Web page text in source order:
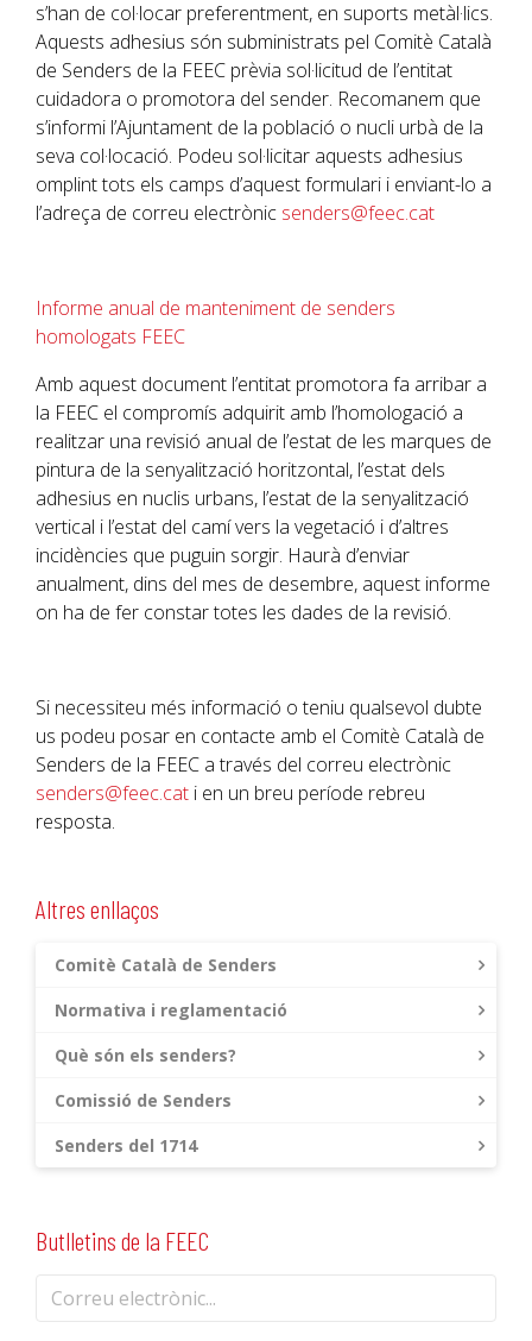
s’han de col·locar preferentment, en suports metàl·lics.
Aquests adhesius són subministrats pel Comitè Català
de Senders de la FEEC prèvia sol·licitud de l’entitat
cuidadora o promotora del sender. Recomanem que
s’informi l’Ajuntament de la població o nucli urbà de la
seva col·locació. Podeu sol·licitar aquests adhesius
omplint tots els camps d’aquest formulari i enviant-lo a
l’adreça de correu electrònic senders@feec.cat
Informe anual de manteniment de senders
homologats FEEC
Amb aquest document l’entitat promotora fa arribar a
la FEEC el compromís adquirit amb l’homologació a
realitzar una revisió anual de l’estat de les marques de
pintura de la senyalització horitzontal, l’estat dels
adhesius en nuclis urbans, l’estat de la senyalització
vertical i l’estat del camí vers la vegetació i d’altres
incidències que puguin sorgir. Haurà d’enviar
anualment, dins del mes de desembre, aquest informe
on ha de fer constar totes les dades de la revisió.
Si necessiteu més informació o teniu qualsevol dubte
us podeu posar en contacte amb el Comitè Català de
Senders de la FEEC a través del correu electrònic
senders@feec.cat i en un breu període rebreu
resposta.
Altres enllaços
Comitè Català de Senders
Normativa i reglamentació
Què són els senders?
Comissió de Senders
Senders del 1714
Butlletins de la FEEC